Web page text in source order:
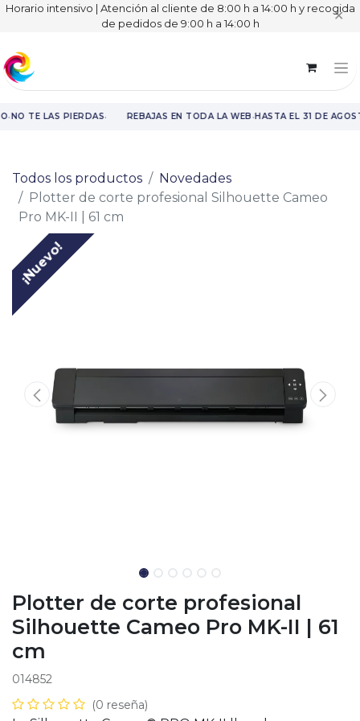
Horario intensivo | Atención al cliente de 8:00 h a 14:00 h y recogida
de pedidos de 9:00 h a 14:00 h
✕
·NO TE LAS PIERDAS· REBAJAS EN TODA LA WEB·HASTA EL 31 DE
Todos los productos
Novedades
Plotter de corte profesional Silhouette Cameo
Pro MK-II | 61 cm
¡Nuevo!
Plotter de corte profesional
Silhouette Cameo Pro MK-II | 61
cm
014852
(0 reseña)